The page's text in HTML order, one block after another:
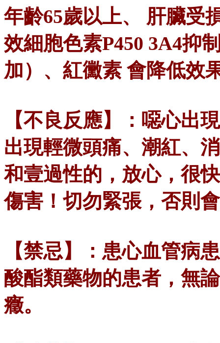
年齡65歲以上、 肝臟受
效細胞色素P450 3A4抑
加）、紅黴素 會降低效
【不良反應】：噁心出
出現輕微頭痛、潮紅、
和壹過性的，放心，很
傷害！切勿緊張，否則
【禁忌】：患心血管病
酸酯類藥物的患者，無
癥。